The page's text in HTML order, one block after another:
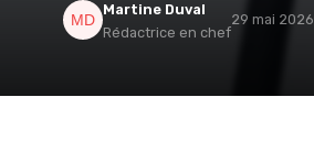
Martine Duval
Rédactrice en chef
29 mai 2026